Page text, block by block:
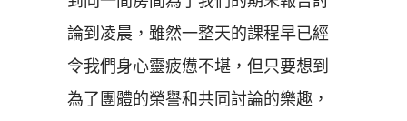
論到凌晨，雖然一整天的課程早已經
令我們身心靈疲憊不堪，但只要想到
為了團體的榮譽和共同討論的樂趣，